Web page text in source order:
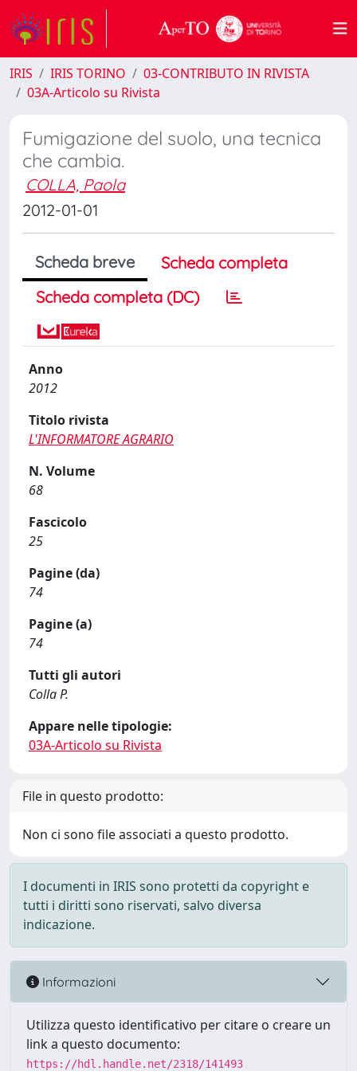
IRIS IRIS TORINO
03-CONTRIBUTO IN RIVISTA
03A-Articolo su Rivista
Fumigazione del suolo, una tecnica
che cambia.
COLLA, Paola
2012-01-01
Scheda breve
Scheda completa
Scheda completa (DC)
Anno
2012
Titolo rivista
L'INFORMATORE AGRARIO
N. Volume
68
Fascicolo
25
Pagine (da)
74
Pagine (a)
74
Tutti gli autori
Colla P.
Appare nelle tipologie:
03A-Articolo su Rivista
File in questo prodotto:
Non ci sono file associati a questo prodotto.
I documenti in IRIS sono protetti da copyright e
tutti i diritti sono riservati, salvo diversa
indicazione.
Informazioni
Utilizza questo identificativo per citare o creare un
link a questo documento:
https://hdl.handle.net/2318/141493